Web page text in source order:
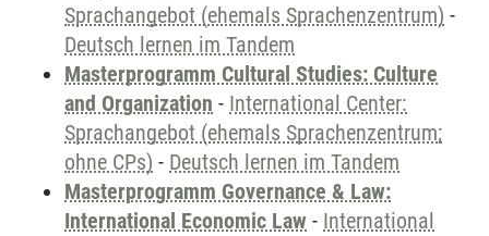
Sprachangebot (ehemals Sprachenzentrum) -
Deutsch lernen im Tandem
Masterprogramm Cultural Studies: Culture
and Organization - International Center:
Sprachangebot (ehemals Sprachenzentrum;
ohne CPs) - Deutsch lernen im Tandem
Masterprogramm Governance & Law:
International Economic Law - International